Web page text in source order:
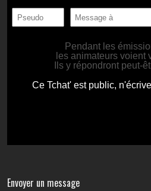
Envoyer un message